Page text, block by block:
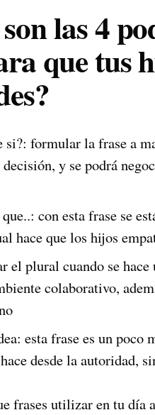
las 4
que tus
si?: formular la frase a
y se podrá
con esta frase se
hace que los hijos
el plural cuando se
colaborativo,
esta frase es un poco
desde la autoridad,
frases utilizar en tu día